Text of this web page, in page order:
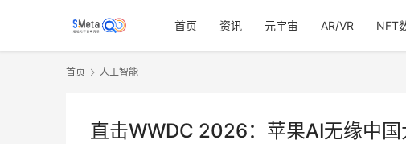
首页 资讯 元宇宙 AR/VR NFT
首页 人工智能
直击WWDC 2026：苹果AI无缘中